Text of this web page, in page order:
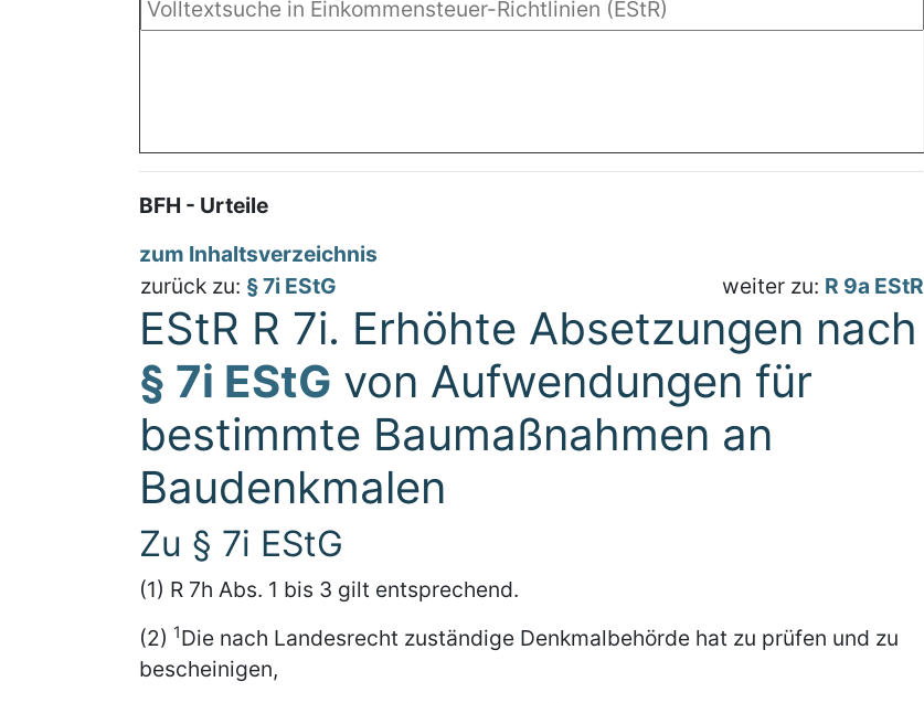
BFH - Urteile
zum Inhaltsverzeichnis
zurück zu: § 7i EStG weiter zu: R 9a EStR
EStR R 7i. Erhöhte Absetzungen nach
§ 7i EStG von Aufwendungen für
bestimmte Baumaßnahmen an
Baudenkmalen
Zu § 7i EStG
(1) R 7h Abs. 1 bis 3 gilt entsprechend.
(2) 1Die nach Landesrecht zuständige Denkmalbehörde hat zu prüfen und zu
bescheinigen,